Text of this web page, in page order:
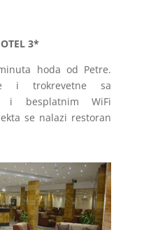
3*
hoda od Petre.
i trokrevetne sa
i besplatnim WiFi
se nalazi restoran